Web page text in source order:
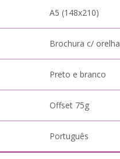
A5 (148x210)
Brochura c/ orelha
Preto e branco
Offset 75g
Português